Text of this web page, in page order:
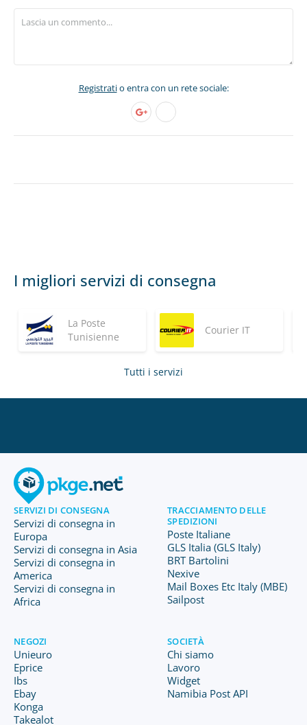
Registratio entra con un rete sociale:
I migliori servizi di consegna
La Poste
Tunisienne
Courier IT
Tutti i servizi
SERVIZI DI CONSEGNA
Servizi di consegna in
Europa
Servizi di consegna in Asia
Servizi di consegna in
America
Servizi di consegna in
Africa
TRACCIAMENTO DELLE
SPEDIZIONI
Poste Italiane
GLS Italia (GLS Italy)
BRT Bartolini
Nexive
Mail Boxes Etc Italy (MBE)
Sailpost
NEGOZI
Unieuro
Eprice
Ibs
Ebay
Konga
Takealot
SOCIETÀ
Chi siamo
Lavoro
Widget
Namibia Post API